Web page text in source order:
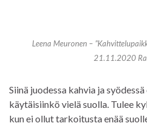
Leena Meuronen –
21.11.2020
Siinä juodessa kahvia ja
käytäisiinkö vielä suolla. Tulee
kun ei ollut tarkoitusta enää